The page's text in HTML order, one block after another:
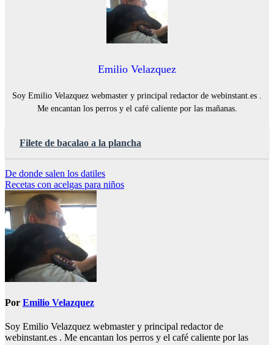
Emilio Velazquez
Soy Emilio Velazquez webmaster y principal redactor de webinstant.es .
Me encantan los perros y el café caliente por las mañanas.
Filete de bacalao a la plancha
Navegación
de
entradas
De donde salen los datiles
Recetas con acelgas para niños
Por Emilio Velazquez
Soy Emilio Velazquez webmaster y principal redactor de
webinstant.es . Me encantan los perros y el café caliente por las